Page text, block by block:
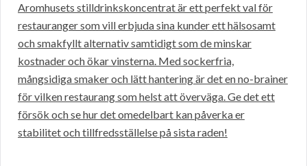
Aromhusets stilldrinkskoncentrat är ett perfekt val för
restauranger som vill erbjuda sina kunder ett hälsosamt
och smakfyllt alternativ samtidigt som de minskar
kostnader och ökar vinsterna. Med sockerfria,
mångsidiga smaker och lätt hantering är det en no-brainer
för vilken restaurang som helst att överväga. Ge det ett
försök och se hur det omedelbart kan påverka er
stabilitet och tillfredsställelse på sista raden!